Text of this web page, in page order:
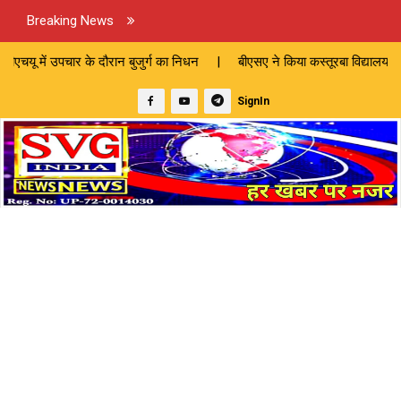
Breaking News
बुजुर्ग का निधन | बीएसए ने किया कस्तूरबा विद्यालय और एफएलएन
SignIn